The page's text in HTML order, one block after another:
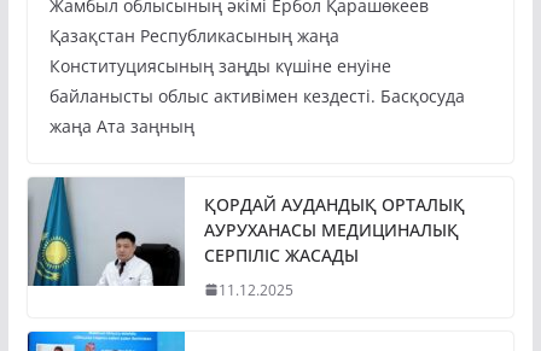
Жамбыл облысының әкімі Ербол Қарашөкеев
Қазақстан Республикасының жаңа
Конституциясының заңды күшіне енуіне
байланысты облыс активімен кездесті. Басқосуда
жаңа Ата заңның
ҚОРДАЙ АУДАНДЫҚ ОРТАЛЫҚ
АУРУХАНАСЫ МЕДИЦИНАЛЫҚ
СЕРПІЛІС ЖАСАДЫ
11.12.2025